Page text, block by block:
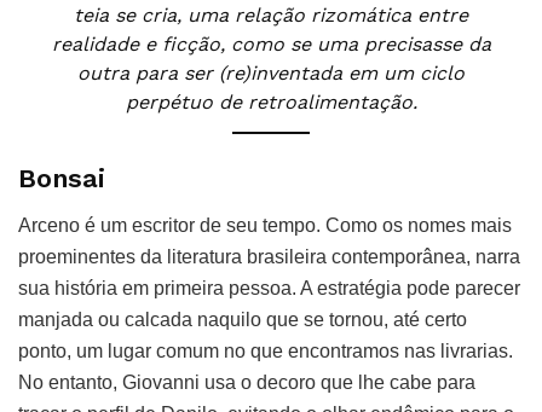
teia se cria, uma relação rizomática entre
realidade e ficção, como se uma precisasse da
outra para ser (re)inventada em um ciclo
perpétuo de retroalimentação.
Bonsai
Arceno é um escritor de seu tempo. Como os nomes mais
proeminentes da literatura brasileira contemporânea, narra
sua história em primeira pessoa. A estratégia pode parecer
manjada ou calcada naquilo que se tornou, até certo
ponto, um lugar comum no que encontramos nas livrarias.
No entanto, Giovanni usa o decoro que lhe cabe para